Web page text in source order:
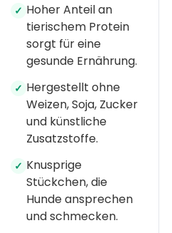
✓ Hoher Anteil an
tierischem Protein
sorgt für eine
gesunde Ernährung.
✓ Hergestellt ohne
Weizen, Soja, Zucker
und künstliche
Zusatzstoffe.
✓ Knusprige
Stückchen, die
Hunde ansprechen
und schmecken.